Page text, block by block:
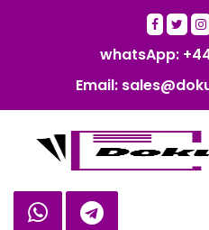
whatsApp:
Email: